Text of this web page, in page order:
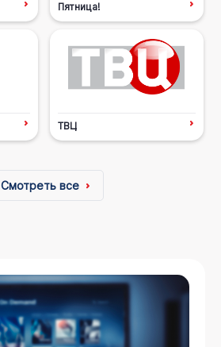
Пятница!
ТВЦ
Смотреть все